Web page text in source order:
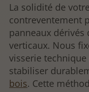
La solidité de
contreventement
panneaux
verticaux. Nous
visserie
stabiliser
bois. Cette